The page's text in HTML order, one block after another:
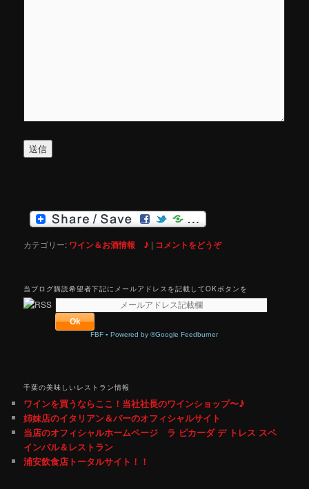
カテゴリー: ワイン＆お酒情報 ♪ | コメントをどうぞ
当ブログ購読希望者下記にメールアドレスを記載してOKボタンを
FBF ▪ Powered by ®Google Feedburner
千葉の美味しいレストラン情報
ワインを買うならここ！当社社長のワインショップ〜♪
姉妹店のイタリアン＆バーのオフィシャルサイト
当店のオフィシャルホームページ ラ ピカーダ デ トレス スペ
インバル＆レストラン
浦安飲食店トータルサイト！！